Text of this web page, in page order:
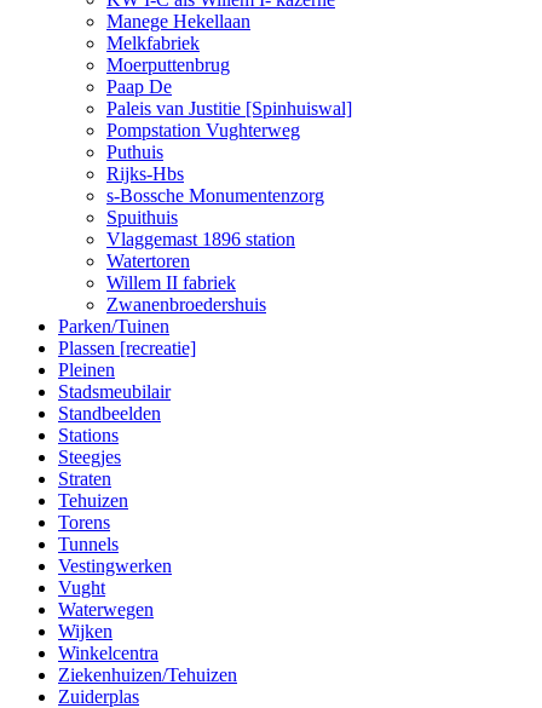
Manege Hekellaan
Melkfabriek
Moerputtenbrug
Paap De
Paleis van Justitie [Spinhuiswal]
Pompstation Vughterweg
Puthuis
Rijks-Hbs
s-Bossche Monumentenzorg
Spuithuis
Vlaggemast 1896 station
Watertoren
Willem II fabriek
Zwanenbroedershuis
Parken/Tuinen
Plassen [recreatie]
Pleinen
Stadsmeubilair
Standbeelden
Stations
Steegjes
Straten
Tehuizen
Torens
Tunnels
Vestingwerken
Vught
Waterwegen
Wijken
Winkelcentra
Ziekenhuizen/Tehuizen
Zuiderplas